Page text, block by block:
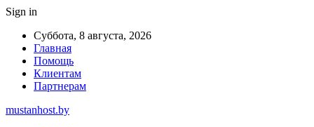
Sign in
Суббота, 8 августа, 2026
Главная
Помощь
Клиентам
Партнерам
mustanhost.by